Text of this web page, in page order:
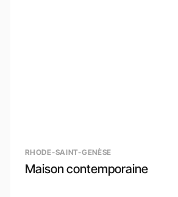
RHODE-SAINT-GENÈSE
Maison contemporaine